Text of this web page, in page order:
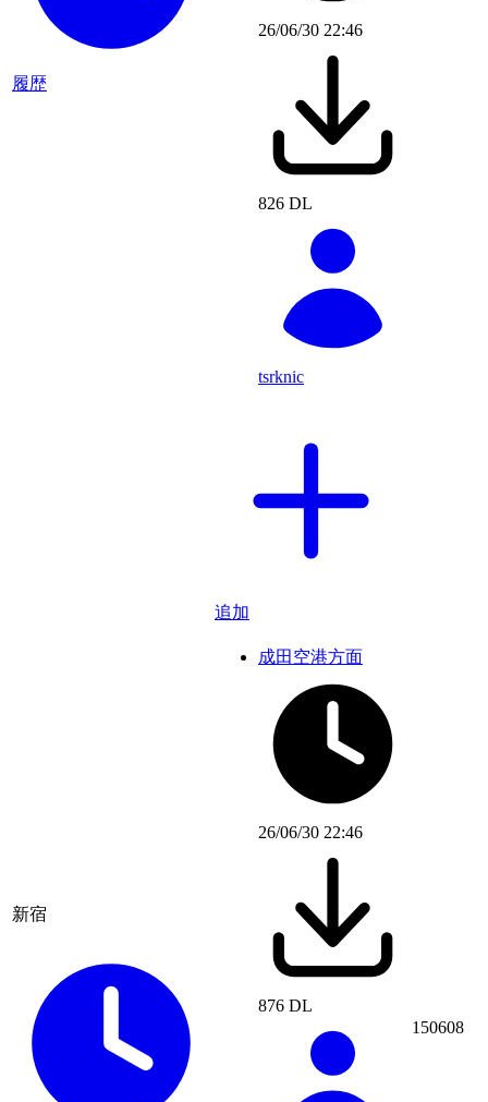
履歴
26/06/30 22:46
826 DL
tsrknic
追加
新宿
成田空港方面
26/06/30 22:46
876 DL
150608